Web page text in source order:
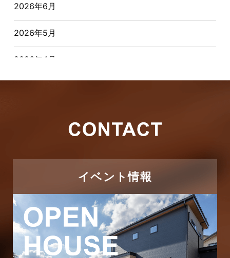
お客様インタビュー
お客様の声
つくばエクスプレス線
ピアラシティ店-ブログ
ブログ
マンション経営活用事例
2026年6月
2026年5月
2026年4月
2025年11月
2025年10月
2025年9月
イベント情報